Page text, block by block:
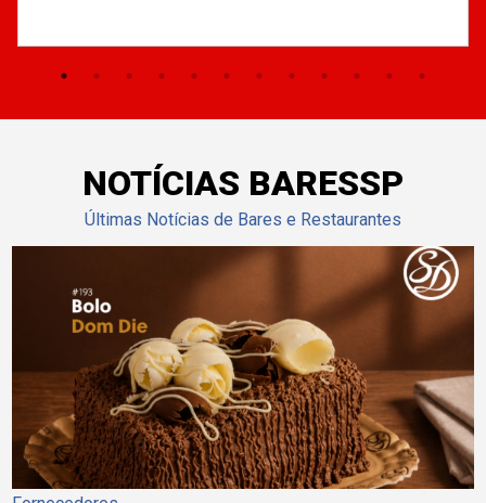
NOTÍCIAS BARESSP
Últimas Notícias de Bares e Restaurantes